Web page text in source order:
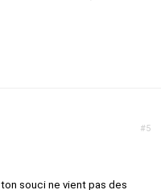
#5
souci ne vient pas des